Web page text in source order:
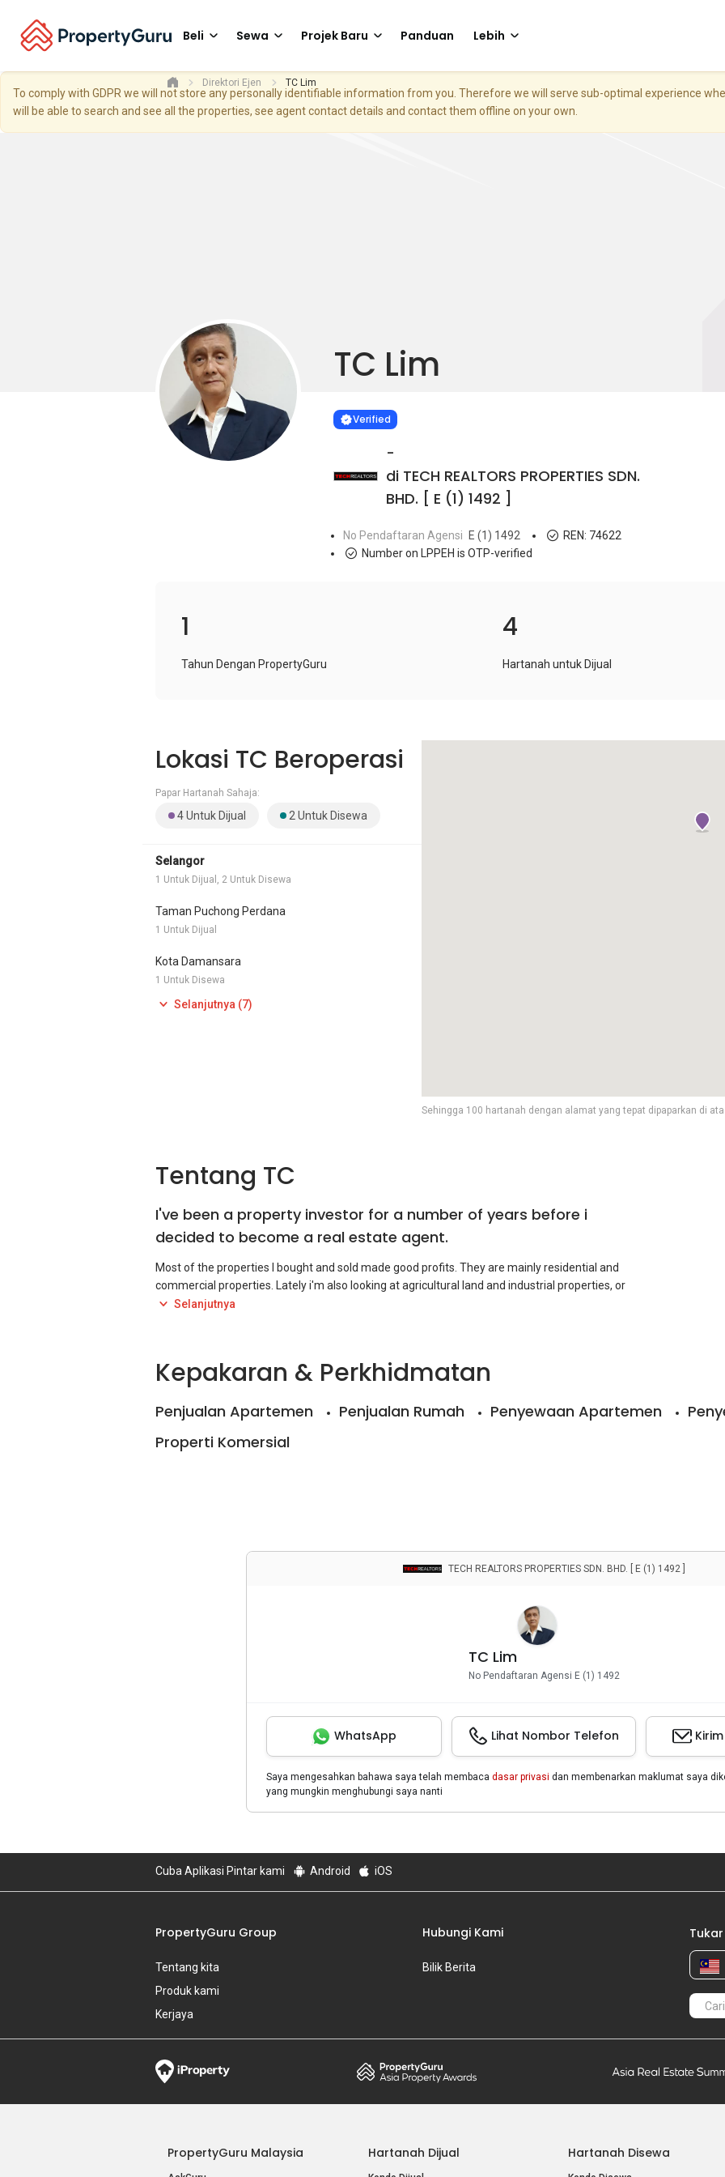
Beli Sewa Projek Baru Panduan Lebih
To comply with GDPR we will not store any personally identifiable information from you. Therefore we will serve sub-optimal experience
will be able to search and see all the properties, see agent contact details and contact them offline on your own.
Direktori Ejen TC Lim
TC Lim
VERIFIED
Verified
-
di TECH REALTORS PROPERTIES SDN.
BHD. [ E (1) 1492 ]
No Pendaftaran Agensi E (1) 1492 REN: 74622
Number on LPPEH is OTP-verified
1
Tahun Dengan PropertyGuru
4
Hartanah untuk Dijual
Lokasi TC Beroperasi
Papar Hartanah Sahaja:
4 Untuk Dijual 2 Untuk Disewa
Selangor
1 Untuk Dijual, 2 Untuk Disewa
Taman Puchong Perdana
1 Untuk Dijual
Kota Damansara
1 Untuk Disewa
Selanjutnya (7)
Sehingga 100 hartanah dengan alamat yang tepat dipaparkan di
Tentang TC
I've been a property investor for a number of years before i
decided to become a real estate agent.
Most of the properties I bought and sold made good profits. They are mainly residential and
commercial properties. Lately i'm also looking at agricultural land and industrial properties, or
factories. As an experienced property investor myself, i strongly believe i can assist potential
Selanjutnya
Kepakaran & Perkhidmatan
Penjualan Apartemen Penjualan Rumah Penyewaan Apartemen
Properti Komersial
TECH REALTORS PROPERTIES SDN. BHD. [ E (1) 1492 ]
TC Lim
No Pendaftaran Agensi E (1) 1492
WhatsApp Lihat Nombor Telefon
Saya mengesahkan bahawa saya telah membaca dasar privasi dan membenarkan maklumat saya
yang mungkin menghubungi saya nanti
Cuba Aplikasi Pintar kami Android iOS
PropertyGuru Group
Tentang kita
Produk kami
Kerjaya
Hubungi Kami
Bilik Berita
PropertyGuru Malaysia Hartanah Dijual Hartanah Disewa
Learn more